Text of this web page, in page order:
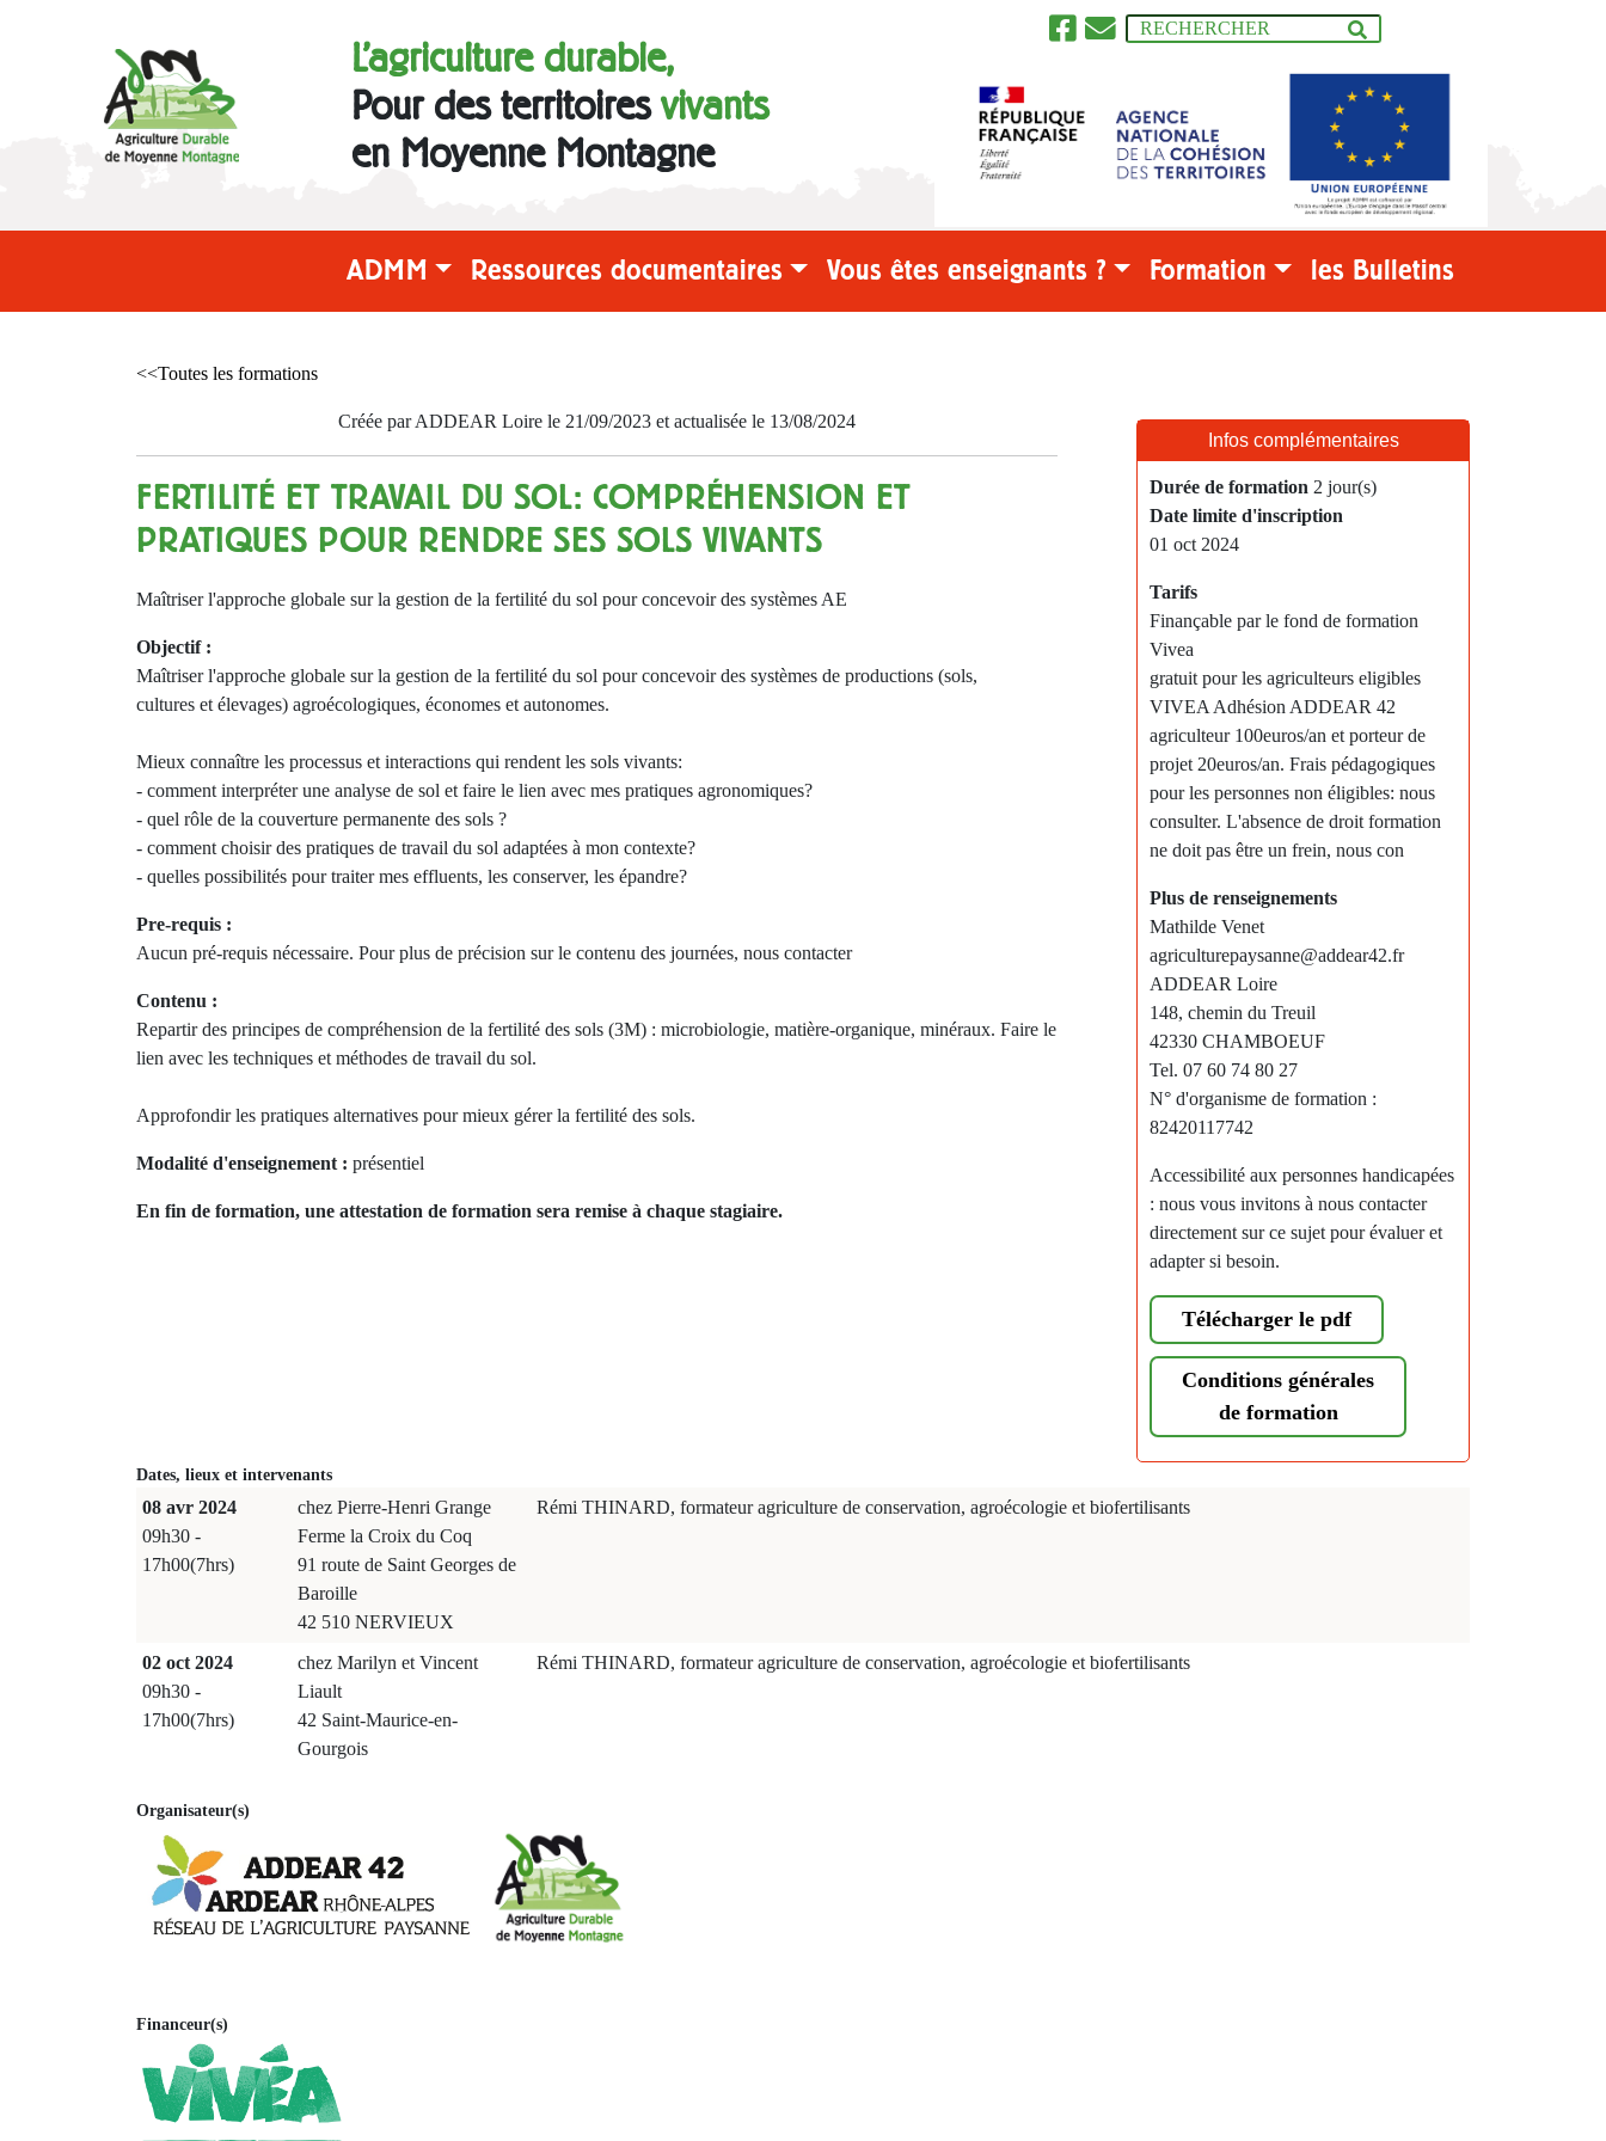
L'agriculture durable,
Pour des territoiresvivants
en Moyenne Montagne
ADMM Ressources documentaires Vous êtes enseignants ? Formation les Bulletins
<<Toutes les formations
Créée par ADDEAR Loire le 21/09/2023 et actualisée le 13/08/2024
FERTILITÉ ET TRAVAIL DU SOL: COMPRÉHENSION ET
PRATIQUES POUR RENDRE SES SOLS VIVANTS
Maîtriser l'approche globale sur la gestion de la fertilité du sol pour concevoir des systèmes AE
Objectif :
Maîtriser l'approche globale sur la gestion de la fertilité du sol pour concevoir des systèmes de productions (sols,
cultures et élevages) agroécologiques, économes et autonomes.
Mieux connaître les processus et interactions qui rendent les sols vivants:
- comment interpréter une analyse de sol et faire le lien avec mes pratiques agronomiques?
- quel rôle de la couverture permanente des sols ?
- comment choisir des pratiques de travail du sol adaptées à mon contexte?
- quelles possibilités pour traiter mes effluents, les conserver, les épandre?
Pre-requis :
Aucun pré-requis nécessaire. Pour plus de précision sur le contenu des journées, nous contacter
Contenu :
Repartir des principes de compréhension de la fertilité des sols (3M) : microbiologie, matière-organique, minéraux. Faire le
lien avec les techniques et méthodes de travail du sol.
Approfondir les pratiques alternatives pour mieux gérer la fertilité des sols.
Modalité d'enseignement : présentiel
En fin de formation, une attestation de formation sera remise à chaque stagiaire.
Infos complémentaires
Durée de formation 2 jour(s)
Date limite d'inscription
01 oct 2024
Tarifs
Finançable par le fond de formation
Vivea
gratuit pour les agriculteurs eligibles
VIVEA Adhésion ADDEAR 42
agriculteur 100euros/an et porteur de
projet 20euros/an. Frais pédagogiques
pour les personnes non éligibles: nous
consulter. L'absence de droit formation
ne doit pas être un frein, nous con
Plus de renseignements
Mathilde Venet
agriculturepaysanne@addear42.fr
ADDEAR Loire
148, chemin du Treuil
42330 CHAMBOEUF
Tel. 07 60 74 80 27
N° d'organisme de formation :
82420117742
Accessibilité aux personnes handicapées
: nous vous invitons à nous contacter
directement sur ce sujet pour évaluer et
adapter si besoin.
Télécharger le pdf
Conditions générales
de formation
Dates, lieux et intervenants
08 avr 2024
09h30 -
17h00(7hrs)
chez Pierre-Henri Grange
Ferme la Croix du Coq
91 route de Saint Georges de
Baroille
42 510 NERVIEUX
Rémi THINARD, formateur agriculture de conservation, agroécologie et biofertilisants
02 oct 2024
09h30 -
17h00(7hrs)
chez Marilyn et Vincent
Liault
42 Saint-Maurice-en-
Gourgois
Rémi THINARD, formateur agriculture de conservation, agroécologie et biofertilisants
Organisateur(s)
Financeur(s)